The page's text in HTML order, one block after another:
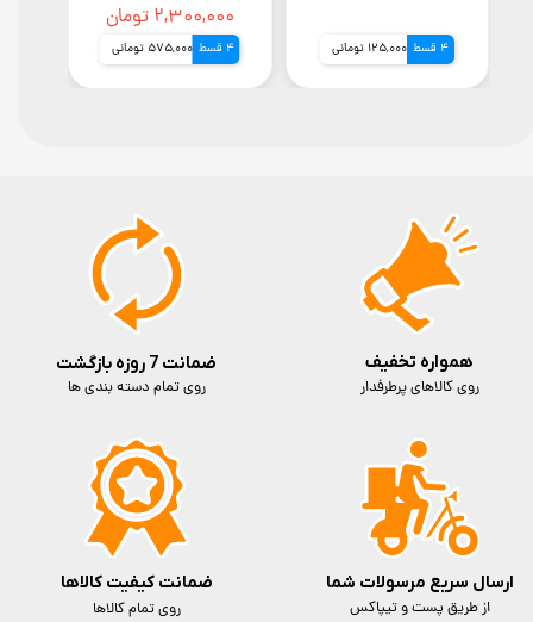
۲,۳۰۰,۰۰۰ تومان
4 قسط 575,000 تومانی 4 قسط 125,000 تومانی
ضمانت 7 روزه بازگشت
روی تمام دسته بندی ها
ارسال سریع مرسولات شما
از طریق پست و تیپاکس
ضمانت کیفیت کالاها
روی تمام کالاها
همواره تخفیف
روی کالاهای پرطرفدار